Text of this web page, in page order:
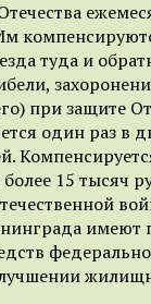
туда и
при защите
один раз в
15 тысяч
имеют